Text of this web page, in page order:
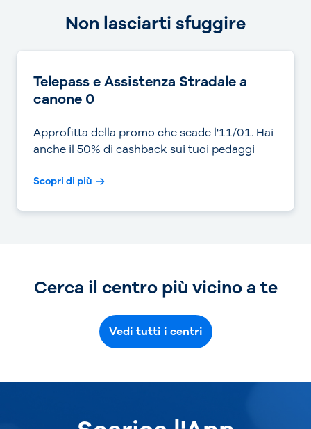
Non lasciarti sfuggire
Telepass e Assistenza Stradale a
canone 0
Approfitta della promo che scade l'11/01. Hai
anche il 50% di cashback sui tuoi pedaggi
Scopri di più
Cerca il centro più vicino a te
Vedi tutti i centri